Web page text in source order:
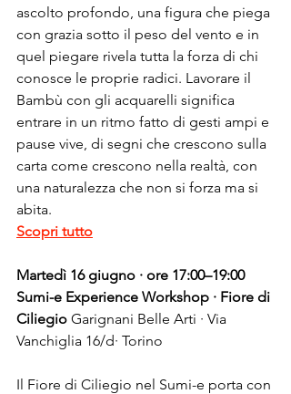
ascolto profondo, una figura che piega
con grazia sotto il peso del vento e in
quel piegare rivela tutta la forza di chi
conosce le proprie radici. Lavorare il
Bambù con gli acquarelli significa
entrare in un ritmo fatto di gesti ampi e
pause vive, di segni che crescono sulla
carta come crescono nella realtà, con
una naturalezza che non si forza ma si
abita.
Scopri tutto
Martedì 16 giugno · ore 17:00–19:00
Sumi-e Experience Workshop · Fiore di
Ciliegio Garignani Belle Arti · Via
Vanchiglia 16/d· Torino
Il Fiore di Ciliegio nel Sumi-e porta con